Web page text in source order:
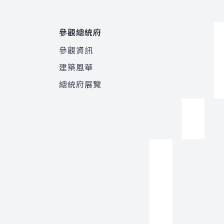
參觀總統府
參觀資訊
建築風華
總統府展覽